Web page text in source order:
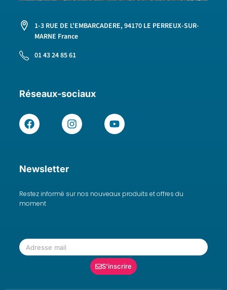
1-3 RUE DE L'EMBARCADERE, 94170 LE PERREUX-SUR-
MARNE France
01 43 24 85 61
Réseaux-sociaux
Newsletter
Restez informé sur nos nouveaux produits et offres du
moment
S'inscrire